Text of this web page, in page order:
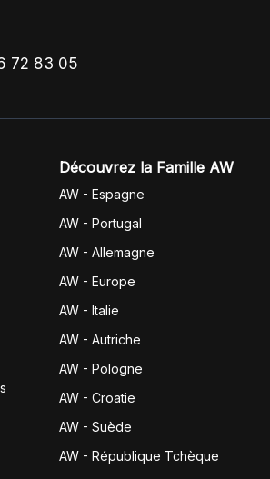
72 83 05
Découvrez la Famille AW
AW - Espagne
AW - Portugal
AW - Allemagne
AW - Europe
AW - Italie
AW - Autriche
AW - Pologne
AW - Croatie
AW - Suède
AW - République Tchèque